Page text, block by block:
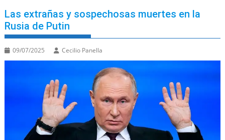
Las extrañas y sospechosas muertes en la
Rusia de Putin
09/07/2025 Cecilio Panella